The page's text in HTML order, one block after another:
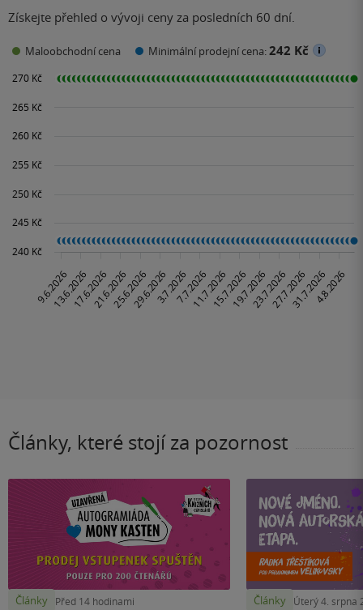
Získejte přehled o vývoji ceny za posledních 60 dní.
Maloobchodní cena Minimální prodejní cena:242 Kč
Články, které stojí za pozornost
Články Před 14 hodinami Články Úterý 4. srpna